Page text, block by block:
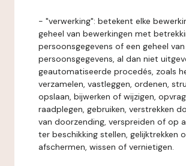
- "verwerking": betekent elke
geheel van bewerkingen met
persoonsgegevens of een geheel van
persoonsgegevens, al dan niet
geautomatiseerde procedés, zoals
verzamelen, vastleggen, ordenen,
opslaan, bijwerken of wijzigen,
raadplegen, gebruiken, verstrekken
van doorzending, verspreiden of op
ter beschikking stellen, gelijktrekken
afschermen, wissen of vernietigen.